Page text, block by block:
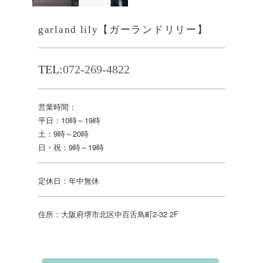
garland lily【ガーランドリリー】
TEL:072-269-4822
営業時間：
平日：10時～19時
土：9時～20時
日・祝：9時～19時
定休日：年中無休
住所：大阪府堺市北区中百舌鳥町2-32 2F